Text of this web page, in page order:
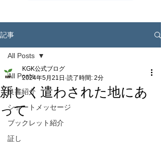
記事
All Posts
良書紹介
ショートメッセージ
ブックレット紹介
証し
All Posts
新しく遣わされた地にあ
って
KGK公式ブログ
2024年5月21日 読了時間: 2分